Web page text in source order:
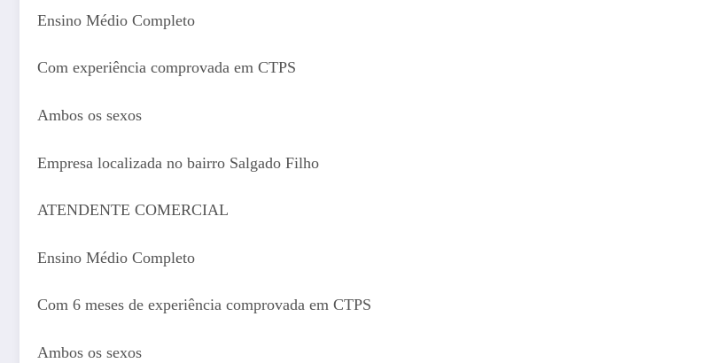
Ensino Médio Completo
Com experiência comprovada em CTPS
Ambos os sexos
Empresa localizada no bairro Salgado Filho
ATENDENTE COMERCIAL
Ensino Médio Completo
Com 6 meses de experiência comprovada em CTPS
Ambos os sexos